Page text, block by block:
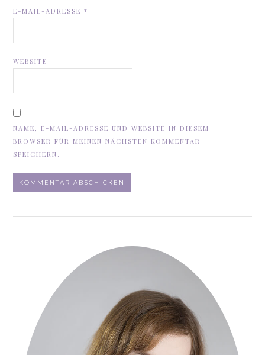
E-MAIL-ADRESSE*
WEBSITE
NAME, E-MAIL-ADRESSE UND WEBSITE IN DIESEM
BROWSER FÜR MEINEN NÄCHSTEN KOMMENTAR
SPEICHERN.